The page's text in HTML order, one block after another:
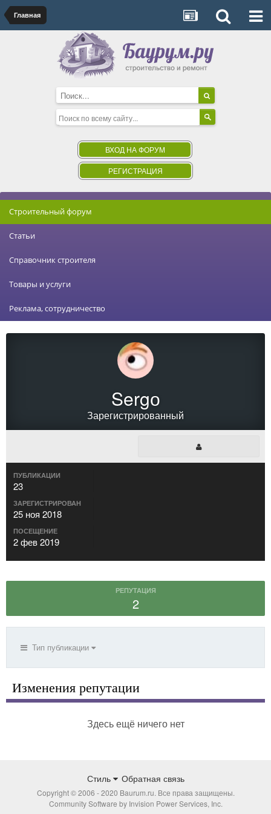
Главная
ВХОД НА ФОРУМ
РЕГИСТРАЦИЯ
Строительный форум
Статьи
Справочник строителя
Товары и услуги
Реклама, сотрудничество
Sergо
Зарегистрированный
ПУБЛИКАЦИИ
23
ЗАРЕГИСТРИРОВАН
25 ноя 2018
ПОСЕЩЕНИЕ
2 фев 2019
РЕПУТАЦИЯ
2
Тип публикации
Изменения репутации
Здесь ещё ничего нет
Стиль Обратная связь
Copyright © 2006 - 2020 Baurum.ru. Все права защищены.
Community Software by Invision Power Services, Inc.